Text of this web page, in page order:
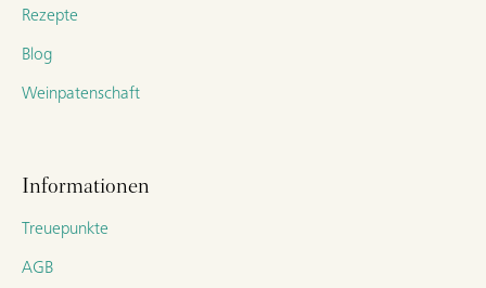
Rezepte
Blog
Weinpatenschaft
Informationen
Treuepunkte
AGB